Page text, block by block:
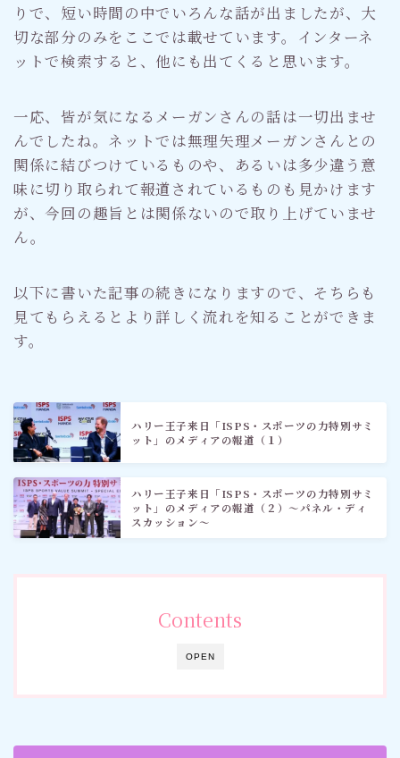
りで、短い時間の中でいろんな話が出ましたが、大
切な部分のみをここでは載せています。インターネ
ットで検索すると、他にも出てくると思います。
一応、皆が気になるメーガンさんの話は一切出ませ
んでしたね。ネットでは無理矢理メーガンさんとの
関係に結びつけているものや、あるいは多少違う意
味に切り取られて報道されているものも見かけます
が、今回の趣旨とは関係ないので取り上げていませ
ん。
以下に書いた記事の続きになりますので、そちらも
見てもらえるとより詳しく流れを知ることができま
す。
ハリー王子来日「ISPS・スポーツの力特別サミ
ット」のメディアの報道（１）
ハリー王子来日「ISPS・スポーツの力特別サミ
ット」のメディアの報道（２）〜パネル・ディ
スカッション〜
OPEN
Contents